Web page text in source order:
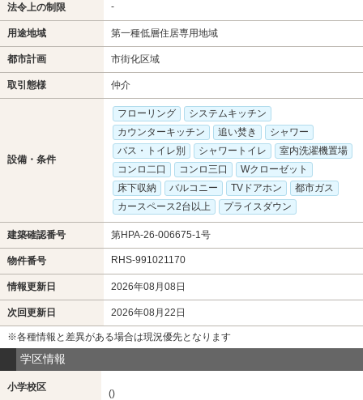
法令上の制限 -
用途地域 第一種低層住居専用地域
都市計画 市街化区域
取引態様 仲介
設備・条件
フローリング
システムキッチン
カウンターキッチン
追い焚き
シャワー
バス・トイレ別
シャワートイレ
室内洗濯機置場
コンロ二口
コンロ三口
Wクローゼット
床下収納
バルコニー TVドアホン
都市ガス
カースペース2台以上
プライスダウン
建築確認番号 第HPA-26-006675-1号
物件番号 RHS-991021170
情報更新日 2026年08月08日
次回更新日 2026年08月22日
※各種情報と差異がある場合は現況優先となります
学区情報
小学校区
()